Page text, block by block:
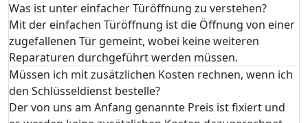
Was ist unter einfacher Türöffnung zu verstehen?
Mit der einfachen Türöffnung ist die Öffnung von einer
zugefallenen Tür gemeint, wobei keine weiteren
Reparaturen durchgeführt werden müssen.
Müssen ich mit zusätzlichen Kosten rechnen, wenn ich
den Schlüsseldienst bestelle?
Der von uns am Anfang genannte Preis ist fixiert und